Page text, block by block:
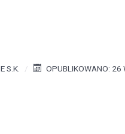
S.K. OPUBLIKOWANO: 26